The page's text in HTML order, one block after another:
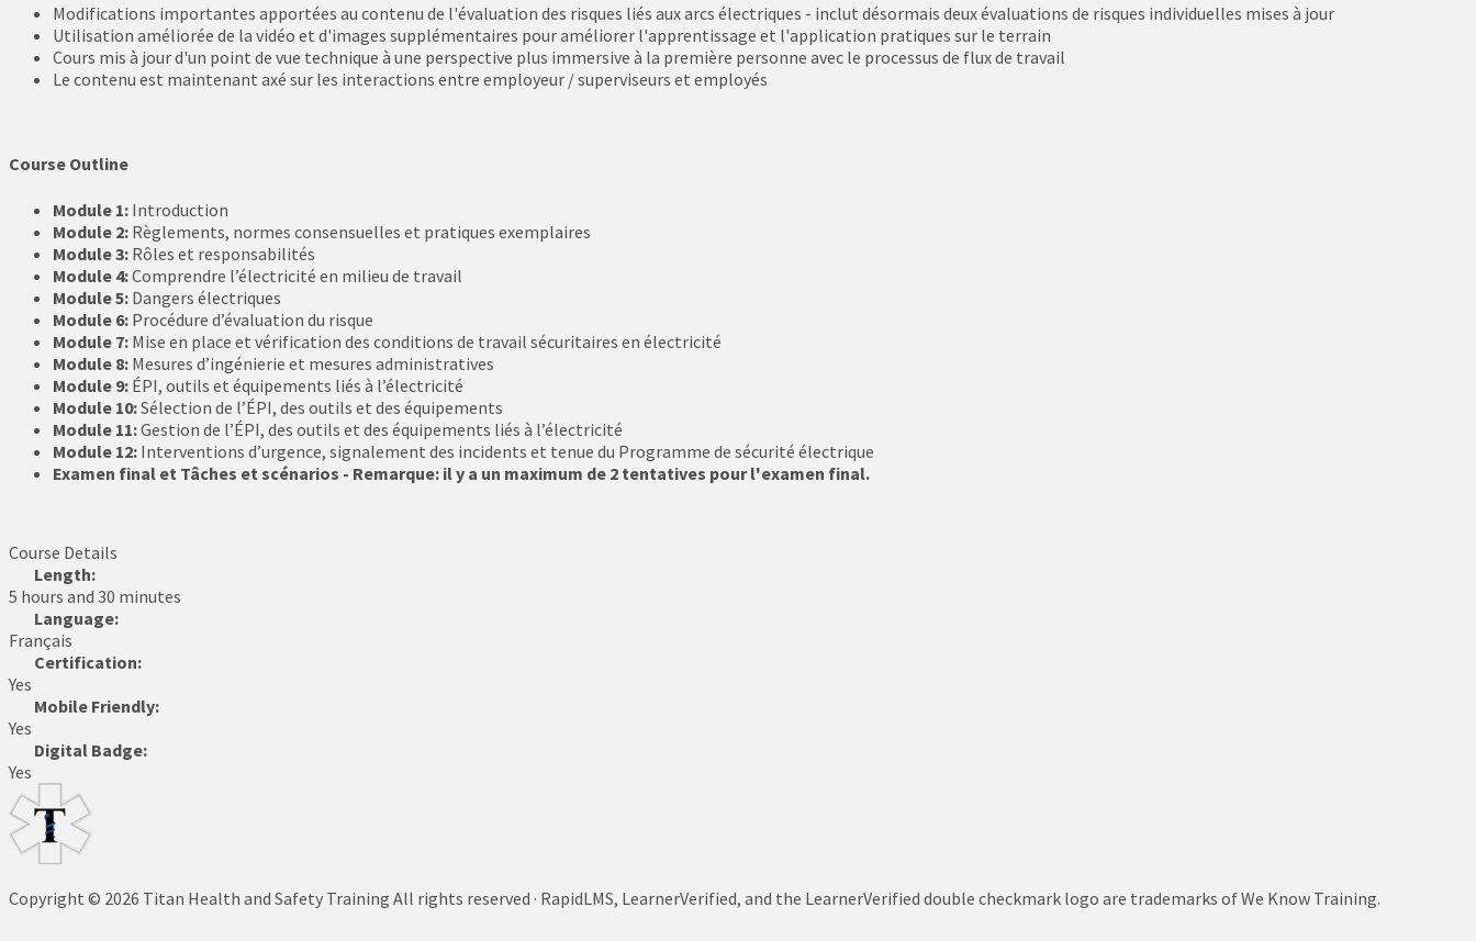
Modifications importantes apportées au contenu de l'évaluation des risques liés aux arcs électriques - inclut désormais deux évaluations de risques individuelles mises à jour
Utilisation améliorée de la vidéo et d'images supplémentaires pour améliorer l'apprentissage et l'application pratiques sur le terrain
Cours mis à jour d'un point de vue technique à une perspective plus immersive à la première personne avec le processus de flux de travail
Le contenu est maintenant axé sur les interactions entre employeur / superviseurs et employés
Course Outline
Module 1: Introduction
Module 2: Règlements, normes consensuelles et pratiques exemplaires
Module 3: Rôles et responsabilités
Module 4:Comprendre l’électricité en milieu de travail
Module 5: Dangers électriques
Module 6: Procédure d’évaluation du risque
Module 7: Mise en place et vérification des conditions de travail sécuritaires en électricité
Module 8: Mesures d’ingénierie et mesures administratives
Module 9: ÉPI, outils et équipements liés à l’électricité
Module 10:Sélection de l’ÉPI, des outils et des équipements
Module 11:Gestion de l’ÉPI, des outils et des équipements liés à l’électricité
Module 12: Interventions d’urgence, signalement des incidents et tenue du Programme de sécurité électrique
Examen final et Tâches et scénarios - Remarque: il y a un maximum de 2 tentatives pour l'examen final.
Course Details
Length:
5 hours and 30 minutes
Language:
Français
Certification:
Yes
Mobile Friendly:
Yes
Digital Badge:
Yes
Copyright © 2026 Titan Health and Safety Training All rights reserved · RapidLMS, LearnerVerified, and the LearnerVerified double checkmark logo are trademarks of We Know Training.